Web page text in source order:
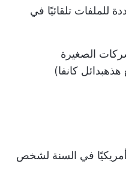
للملفات تلقائيًا في
الصغيرة
هذهبدائل كانفا)
أمريكيًا في السنة لشخص